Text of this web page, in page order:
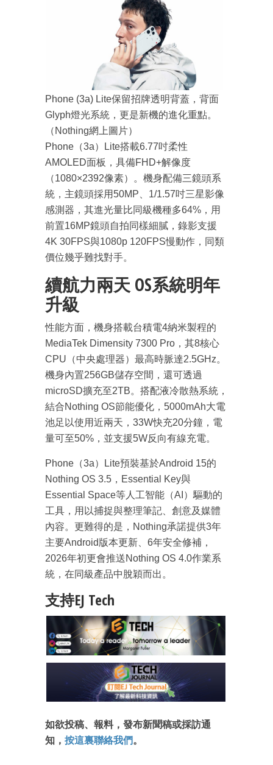
Phone (3a) Lite保留招牌透明背蓋，背面
Glyph燈光系統，更是新機的進化重點。
（Nothing網上圖片）
Phone（3a）Lite搭載6.77吋柔性
AMOLED面板，具備FHD+解像度
（1080×2392像素）。機身配備三鏡頭系
統，主鏡頭採用50MP、1/1.57吋三星影像
感測器，其進光量比同級機種多64%，用
前置16MP鏡頭自拍同樣細膩，錄影支援
4K 30FPS與1080p 120FPS慢動作，同類
價位幾乎難找對手。
續航力兩天 OS系統明年
升級
性能方面，機身搭載台積電4納米製程的
MediaTek Dimensity 7300 Pro，其8核心
CPU（中央處理器）最高時脈達2.5GHz。
機身內置256GB儲存空間，還可透過
microSD擴充至2TB。搭配液冷散熱系統，
結合Nothing OS節能優化，5000mAh大電
池足以使用近兩天，33W快充20分鐘，電
量可至50%，並支援5W反向有線充電。
Phone（3a）Lite預裝基於Android 15的
Nothing OS 3.5，Essential Key與
Essential Space等人工智能（AI）驅動的
工具，用以捕捉與整理筆記、創意及媒體
內容。更難得的是，Nothing承諾提供3年
主要Android版本更新、6年安全修補，
2026年初更會推送Nothing OS 4.0作業系
統，在同級產品中脫穎而出。
支持EJ Tech
如欲投稿、報料，發布新聞稿或採訪通
知， 按這裏聯絡我們。
成為 EJ Tech 會員
最新資訊（附創業懶人包）
箱！